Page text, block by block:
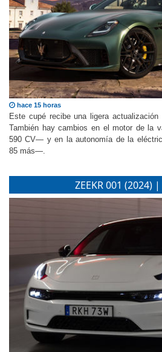
hace 15 horas
Este cupé recibe una ligera
También hay cambios en el motor de la
590 CV— y en la autonomía de la
ZEEKR 001 (2024)